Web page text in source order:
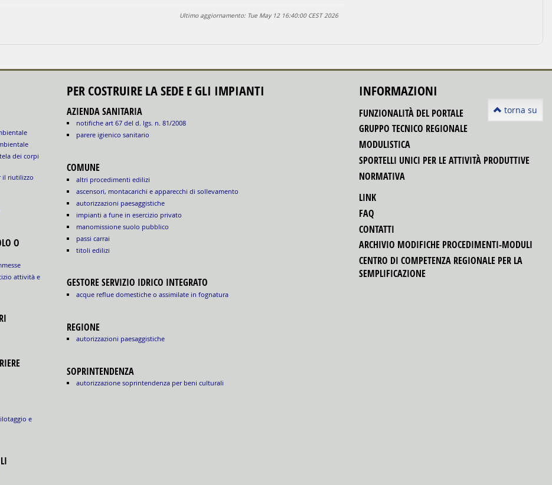
Ultimo aggiornamento: Tue May 12 16:40:00 CEST 2026
torna su
dei corpi
il riutilizzo
O
attività e
e
PER COSTRUIRE LA SEDE E GLI IMPIANTI
AZIENDA SANITARIA
notifiche art 67 del d. lgs. n. 81/2008
parere igienico sanitario
COMUNE
altri procedimenti edilizi
ascensori, montacarichi e apparecchi di sollevamento
autorizzazioni paesaggistiche
impianti a fune in esercizio privato
manomissione suolo pubblico
passi carrai
titoli edilizi
GESTORE SERVIZIO IDRICO INTEGRATO
acque reflue domestiche o assimilate in fognatura
REGIONE
autorizzazioni paesaggistiche
SOPRINTENDENZA
autorizzazione soprintendenza per beni culturali
INFORMAZIONI
FUNZIONALITÀ DEL PORTALE
GRUPPO TECNICO REGIONALE
MODULISTICA
SPORTELLI UNICI PER LE ATTIVITÀ PRODUTTIVE
NORMATIVA
LINK
FAQ
CONTATTI
ARCHIVIO MODIFICHE PROCEDIMENTI-MODULI
CENTRO DI COMPETENZA REGIONALE PER LA
SEMPLIFICAZIONE